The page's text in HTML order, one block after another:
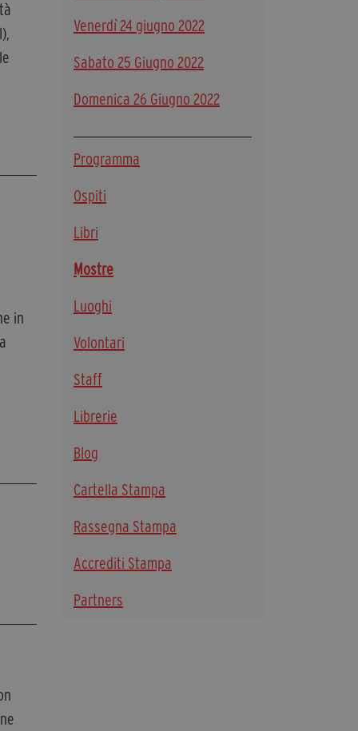
Diventa Partner
Dona
Civico Trame
#Trameascuola
Mostra 3D - Visioni Civiche
Il Diritto di Essere
Contatti
segreteria@tramefestival.it
+39 346 954 4078
in
Venerdì 24 giugno 2022
Sabato 25 Giugno 2022
Domenica 26 Giugno 2022
Programma
Ospiti
Libri
Mostre
Luoghi
Volontari
Staff
Librerie
Blog
Cartella Stampa
Rassegna Stampa
Accrediti Stampa
Partners